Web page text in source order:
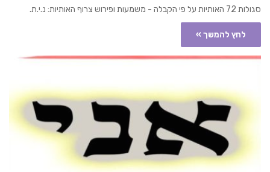
סגולות 72 האותיות על פי הקבלה - משמעות ופירוש צרוף האותיות: נ.י.ת.
לחץ להמשך »